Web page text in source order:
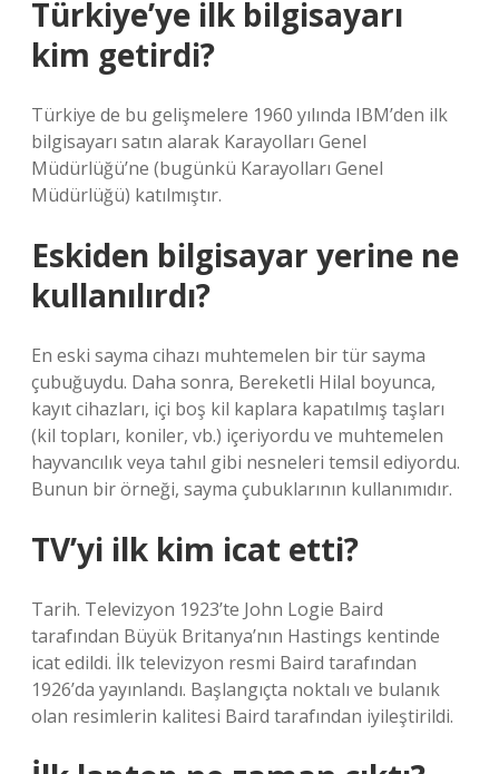
Türkiye’ye ilk bilgisayarı
kim getirdi?
Türkiye de bu gelişmelere 1960 yılında IBM’den ilk
bilgisayarı satın alarak Karayolları Genel
Müdürlüğü’ne (bugünkü Karayolları Genel
Müdürlüğü) katılmıştır.
Eskiden bilgisayar yerine ne
kullanılırdı?
En eski sayma cihazı muhtemelen bir tür sayma
çubuğuydu. Daha sonra, Bereketli Hilal boyunca,
kayıt cihazları, içi boş kil kaplara kapatılmış taşları
(kil topları, koniler, vb.) içeriyordu ve muhtemelen
hayvancılık veya tahıl gibi nesneleri temsil ediyordu.
Bunun bir örneği, sayma çubuklarının kullanımıdır.
TV’yi ilk kim icat etti?
Tarih. Televizyon 1923’te John Logie Baird
tarafından Büyük Britanya’nın Hastings kentinde
icat edildi. İlk televizyon resmi Baird tarafından
1926’da yayınlandı. Başlangıçta noktalı ve bulanık
olan resimlerin kalitesi Baird tarafından iyileştirildi.